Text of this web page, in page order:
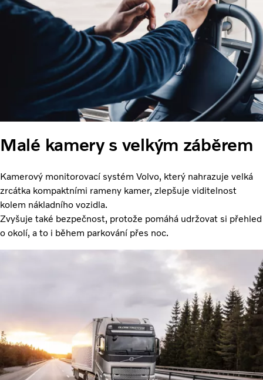
Malé kamery s velkým záběrem
Kamerový monitorovací systém Volvo, který nahrazuje velká
zrcátka kompaktními rameny kamer, zlepšuje viditelnost
kolem nákladního vozidla.
Zvyšuje také bezpečnost, protože pomáhá udržovat si přehled
o okolí, a to i během parkování přes noc.